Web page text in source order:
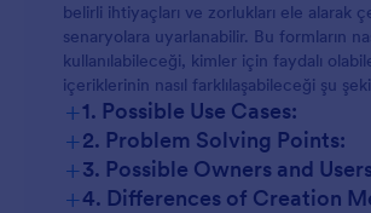
belirli ihtiyaçları ve zorlukları ele alarak
senaryolara uyarlanabilir. Bu formların
kullanılabileceği, kimler için faydalı
içeriklerinin nasıl farklılaşabileceği şu
+1. Possible Use Cases:
Etkinlik Fotoğrafçılığı
+2. Problem Solving Points:
+3. Possible Owners and
+4. Differences of Creation